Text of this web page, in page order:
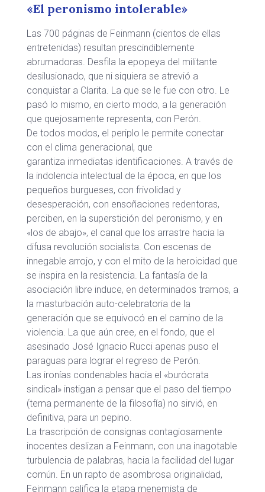
«El peronismo intolerable»
Las 700 páginas de Feinmann (cientos de ellas
entretenidas) resultan prescindiblemente
abrumadoras. Desfila la epopeya del militante
desilusionado, que ni siquiera se atrevió a
conquistar a Clarita. La que se le fue con otro. Le
pasó lo mismo, en cierto modo, a la generación
que quejosamente representa, con Perón.
De todos modos, el periplo le permite conectar
con el clima generacional, que
garantiza inmediatas identificaciones. A través de
la indolencia intelectual de la época, en que los
pequeños burgueses, con frivolidad y
desesperación, con ensoñaciones redentoras,
perciben, en la superstición del peronismo, y en
«los de abajo», el canal que los arrastre hacia la
difusa revolución socialista. Con escenas de
innegable arrojo, y con el mito de la heroicidad que
se inspira en la resistencia. La fantasía de la
asociación libre induce, en determinados tramos, a
la masturbación auto-celebratoria de la
generación que se equivocó en el camino de la
violencia. La que aún cree, en el fondo, que el
asesinado José Ignacio Rucci apenas puso el
paraguas para lograr el regreso de Perón.
Las ironías condenables hacia el «burócrata
sindical» instigan a pensar que el paso del tiempo
(tema permanente de la filosofía) no sirvió, en
definitiva, para un pepino.
La trascripción de consignas contagiosamente
inocentes deslizan a Feinmann, con una inagotable
turbulencia de palabras, hacia la facilidad del lugar
común. En un rapto de asombrosa originalidad,
Feinmann califica la etapa menemista de